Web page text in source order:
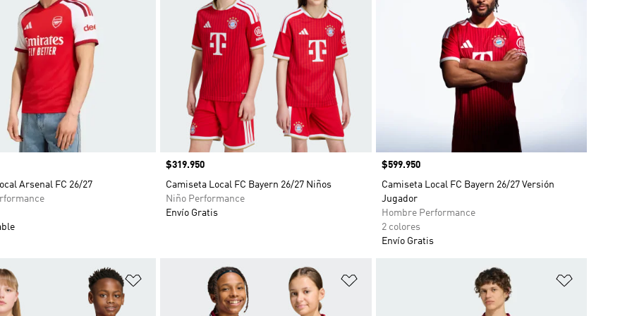
Arsenal FC 26/27
Precio
$319.950
Camiseta Local FC Bayern 26/27 Niños
Niño Performance
Envío Gratis
Precio
$599.950
Camiseta Local FC Bayern 26/27 Versión
Jugador
Hombre Performance
2 colores
Envío Gratis
de deseos Añadir a la lista de deseos Añadir a la lista de deseos